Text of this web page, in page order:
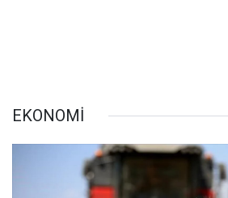
EKONOMİ